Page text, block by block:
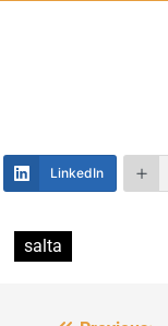
LinkedIn
salta